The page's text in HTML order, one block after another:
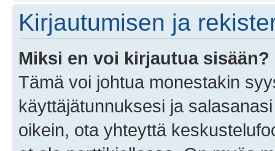
Kirjautumisen ja
Miksi en voi kirjautua sisään?
Tämä voi johtua monestakin
käyttäjätunnuksesi ja
oikein, ota yhteyttä